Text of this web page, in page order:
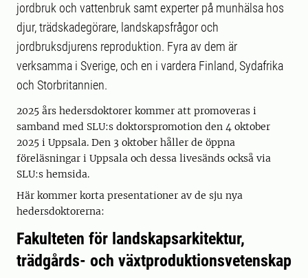
jordbruk och vattenbruk samt experter på munhälsa hos
djur, trädskadegörare, landskapsfrågor och
jordbruksdjurens reproduktion. Fyra av dem är
verksamma i Sverige, och en i vardera Finland, Sydafrika
och Storbritannien.
2025 års hedersdoktorer kommer att promoveras i
samband med SLU:s doktorspromotion den 4 oktober
2025 i Uppsala. Den 3 oktober håller de öppna
föreläsningar i Uppsala och dessa livesänds också via
SLU:s hemsida.
Här kommer korta presentationer av de sju nya
hedersdoktorerna:
Fakulteten för landskapsarkitektur,
trädgårds- och växtproduktionsvetenskap